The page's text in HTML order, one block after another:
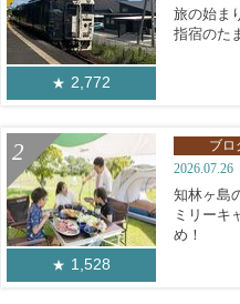
2,772
旅の始ま
指宿のた
1,528
ブロ
2026.07.26
知林ヶ島
ミリーキ
め！